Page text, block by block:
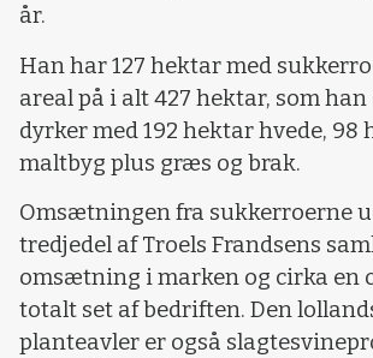
år.
Han har 127 hektar med
areal på i alt 427 hektar, som han
dyrker med 192 hektar hvede, 98
maltbyg plus græs og brak.
Omsætningen fra sukkerroerne
tredjedel af Troels Frandsens
omsætning i marken og cirka en
totalt set af bedriften. Den
planteavler er også